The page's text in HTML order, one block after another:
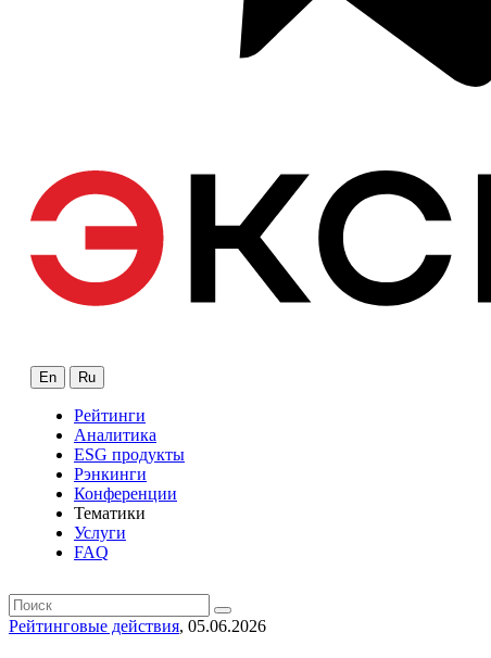
En Ru
Рейтинги
Аналитика
ESG продукты
Рэнкинги
Конференции
Тематики
Услуги
FAQ
Рейтинговые действия, 05.06.2026